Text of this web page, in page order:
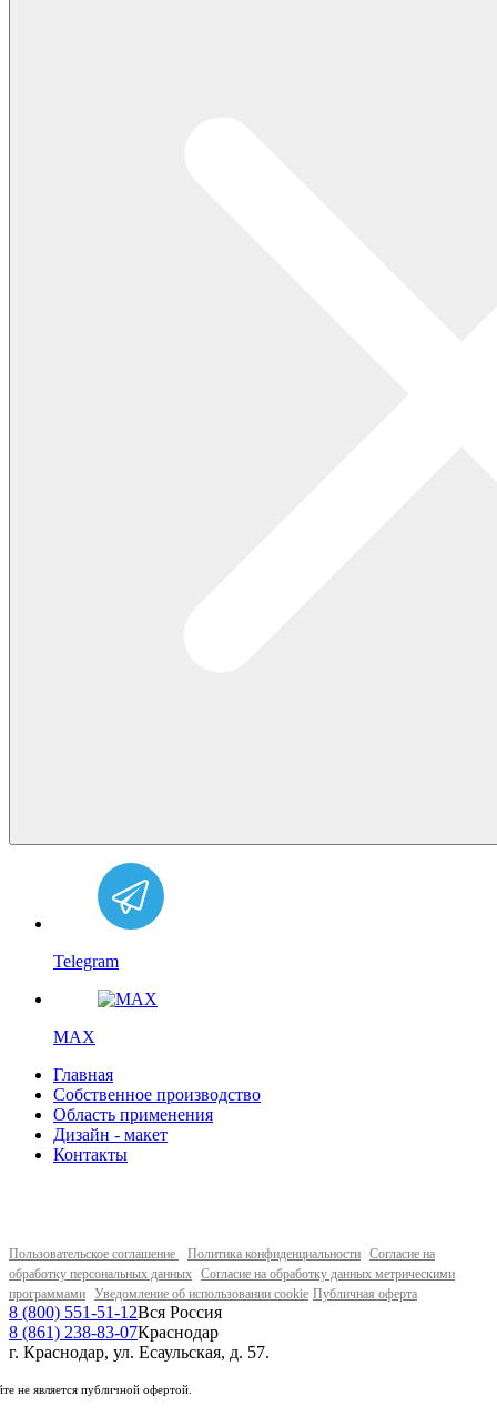
Telegram
MAX
Главная
Собственное производство
Область применения
Дизайн - макет
Контакты
Пользовательское соглашение Политика конфиденциальности Согласие на
обработку персональных данных Согласие на обработку данных метрическими
программами Уведомление об использовании cookie Публичная оферта
8 (800) 551-51-12Вся Россия
8 (861) 238-83-07Краснодар
г. Краснодар, ул. Есаульская, д. 57.
не является публичной офертой.